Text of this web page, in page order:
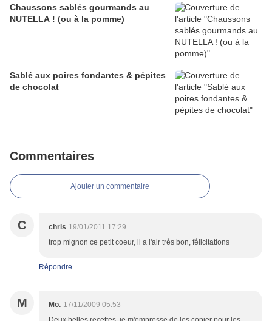
Chaussons sablés gourmands au
NUTELLA ! (ou à la pomme)
Sablé aux poires fondantes & pépites
de chocolat
Commentaires
Ajouter un commentaire
C chris 19/01/2011 17:29
trop mignon ce petit coeur, il a l'air très bon, félicitations
Répondre
M Mo. 17/11/2009 05:53